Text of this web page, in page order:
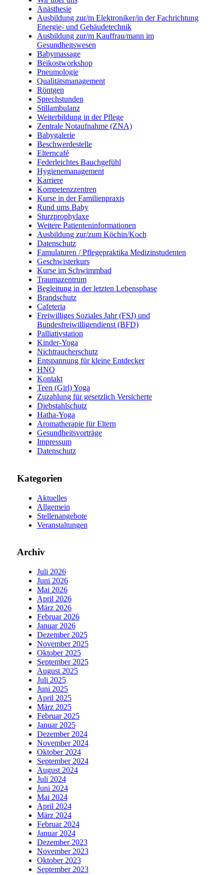
Anästhesie
Ausbildung zur/m Elektroniker/in der Fachrichtung
Energie- und Gebäudetechnik
Ausbildung zur/m Kauffrau/mann im
Gesundheitswesen
Babymassage
Beikostworkshop
Pneumologie
Qualitätsmanagement
Röntgen
Sprechstunden
Stillambulanz
Weiterbildung in der Pflege
Zentrale Notaufnahme (ZNA)
Babygalerie
Beschwerdestelle
Elterncafé
Federleichtes Bauchgefühl
Hygienemanagement
Karriere
Kompetenzzentren
Kurse in der Familienpraxis
Rund ums Baby
Sturzprophylaxe
Weitere Patienteninformationen
Ausbildung zur/zum Köchin/Koch
Datenschutz
Famulaturen / Pflegepraktika Medizinstudenten
Geschwisterkurs
Kurse im Schwimmbad
Traumazentrum
Begleitung in der letzten Lebensphase
Brandschutz
Cafeteria
Freiwilliges Soziales Jahr (FSJ) und
Bundesfreiwilligendienst (BFD)
Palliativstation
Kinder-Yoga
Nichtraucherschutz
Entspannung für kleine Entdecker
HNO
Kontakt
Teen (Girl) Yoga
Zuzahlung für gesetzlich Versicherte
Diebstahlschutz
Hatha-Yoga
Aromatherapie für Eltern
Gesundheitsvorträge
Impressum
Datenschutz
Kategorien
Aktuelles
Allgemein
Stellenangebote
Veranstaltungen
Archiv
Juli 2026
Juni 2026
Mai 2026
April 2026
März 2026
Februar 2026
Januar 2026
Dezember 2025
November 2025
Oktober 2025
September 2025
August 2025
Juli 2025
Juni 2025
April 2025
März 2025
Februar 2025
Januar 2025
Dezember 2024
November 2024
Oktober 2024
September 2024
August 2024
Juli 2024
Juni 2024
Mai 2024
April 2024
März 2024
Februar 2024
Januar 2024
Dezember 2023
November 2023
Oktober 2023
September 2023